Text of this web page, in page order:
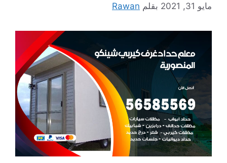
مايو 31, 2021 بقلم Rawan